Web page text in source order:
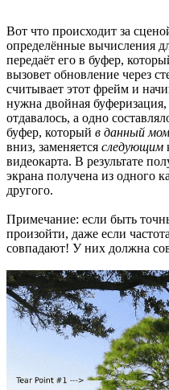
Вот что происходит за
определённые вычисления
передаёт его в буфер,
вызовет обновление через
считывает этот фрейм и
нужна двойная
отдавалось, а одно
буфер, который в данный
вниз, заменяется следующим
видеокарта. В результате
экрана получена из одного
другого.
Примечание: если быть
произойти, даже если
совпадают! У них должна